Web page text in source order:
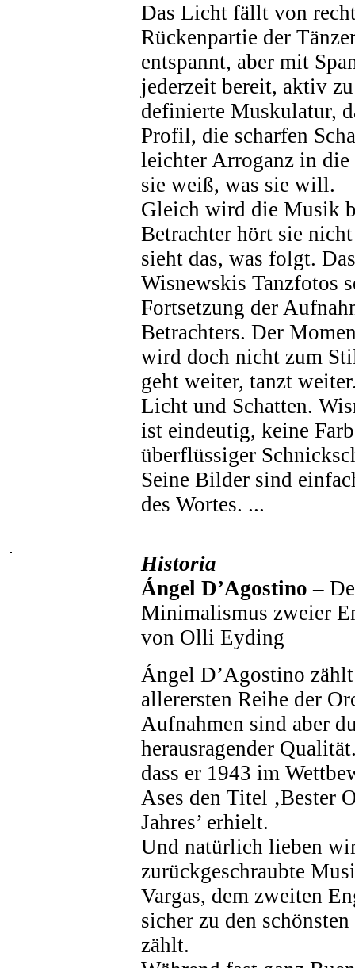
Das Licht fällt von
Rückenpartie der
entspannt, aber mit
jederzeit bereit, aktiv
definierte Muskulatur,
Profil, die scharfen
leichter Arroganz in die
sie weiß, was sie will.
Gleich wird die Musik
Betrachter hört sie
sieht das, was folgt.
Wisnewskis Tanzfotos
Fortsetzung der
Betrachters. Der
wird doch nicht zum
geht weiter, tanzt
Licht und Schatten.
ist eindeutig, keine
überflüssiger
Seine Bilder sind
des Wortes. ...
Historia
Ángel D’Agostino –
Minimalismus zweier
von Olli Eyding
Ángel D’Agostino
allerersten Reihe der
Aufnahmen sind aber
herausragender
dass er 1943 im
Ases den Titel ‚Bester
Jahres’ erhielt.
Und natürlich lieben
zurückgeschraubte
Vargas, dem zweiten
sicher zu den
zählt.